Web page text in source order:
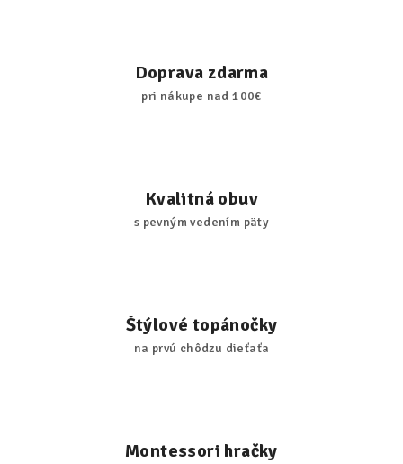
Doprava zdarma
pri nákupe nad 100€
Kvalitná obuv
s pevným vedením päty
Štýlové topánočky
na prvú chôdzu dieťaťa
Montessori hračky